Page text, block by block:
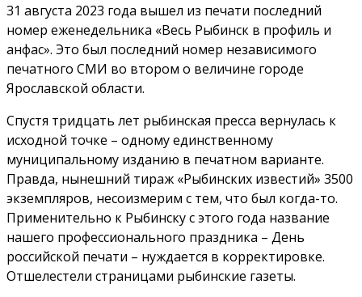
31 августа 2023 года вышел из печати последний
номер еженедельника «Весь Рыбинск в профиль и
анфас». Это был последний номер независимого
печатного СМИ во втором о величине городе
Ярославской области.
Спустя тридцать лет рыбинская пресса вернулась к
исходной точке – одному единственному
муниципальному изданию в печатном варианте.
Правда, нынешний тираж «Рыбинских известий» 3500
экземпляров, несоизмерим с тем, что был когда-то.
Применительно к Рыбинску с этого года название
нашего профессионального праздника – День
российской печати – нуждается в корректировке.
Отшелестели страницами рыбинские газеты.